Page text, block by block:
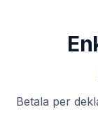
Betala per